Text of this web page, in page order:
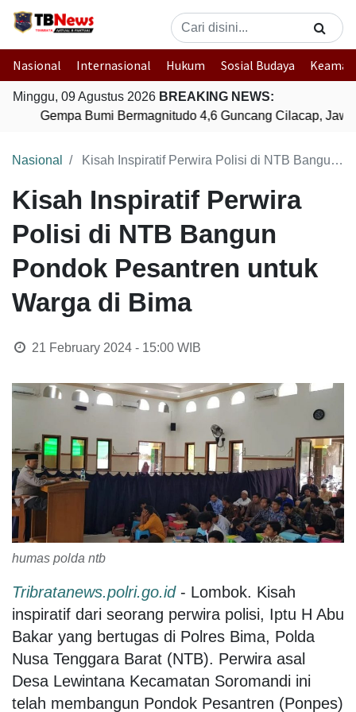
Nasional Internasional Hukum Sosial Budaya
Minggu, 09 Agustus 2026 BREAKING NEWS:
Gempa Bumi Bermagnitudo 4,6 Guncang Cilacap, Jawa
Nasional Kisah Inspiratif Perwira Polisi di NTB Bangun Pondok Pesantren untuk Warga di Bima
Kisah Inspiratif Perwira
Polisi di NTB Bangun
Pondok Pesantren untuk
Warga di Bima
21 February 2024 - 15:00WIB
humas polda ntb
Tribratanews.polri.go.id- Lombok. Kisah
inspiratif dari seorang perwira polisi, Iptu H Abu
Bakar yang bertugas di Polres Bima, Polda
Nusa Tenggara Barat (NTB). Perwira asal
Desa Lewintana Kecamatan Soromandi ini
telah membangun Pondok Pesantren (Ponpes)